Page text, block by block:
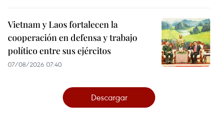
Vietnam y Laos fortalecen la
cooperación en defensa y trabajo
político entre sus ejércitos
07/08/2026 07:40
Descargar